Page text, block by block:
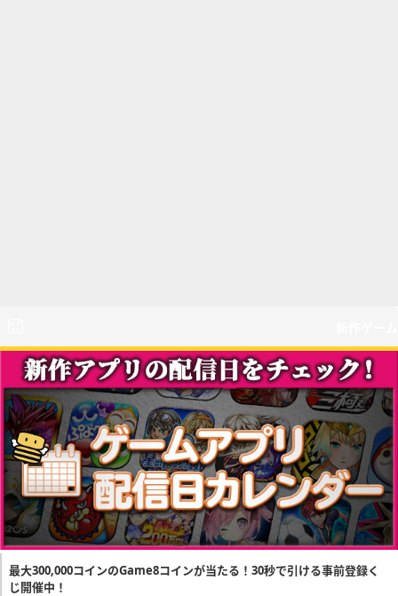
最大300,000コインのGame8コインが当たる！30秒で引ける事前登録く
じ開催中！